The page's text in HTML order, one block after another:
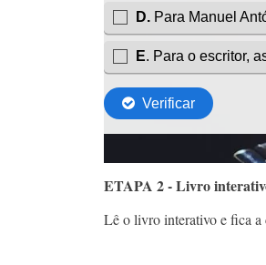
ETAPA 2 - Livro
Lê o livro interativo e fica a